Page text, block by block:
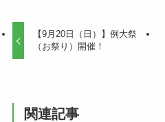
【9月20日（日）】例大祭
（お祭り）開催！
関連記事